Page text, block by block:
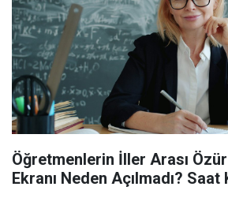
Öğretmenlerin İller Arası
Ekranı Neden Açılmadı?